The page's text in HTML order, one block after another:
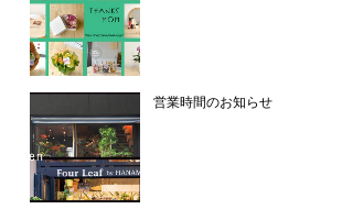
営業時間のお知らせ